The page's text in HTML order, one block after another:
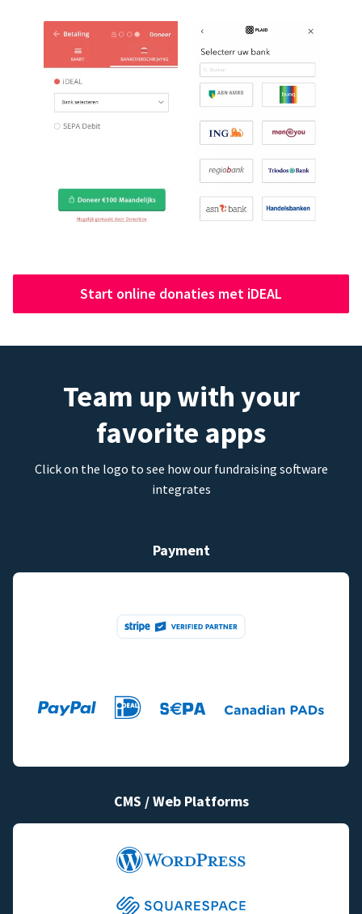
Start online donaties met iDEAL
Team up with your
favorite apps
Click on the logo to see how our fundraising software
integrates
Payment
CMS / Web Platforms